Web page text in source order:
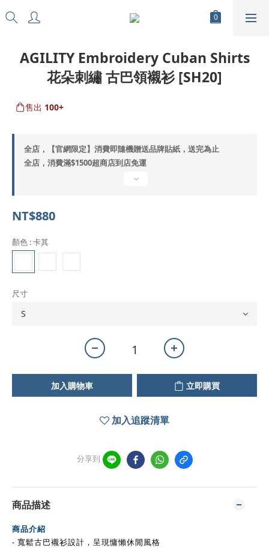
AGILITY Embroidery Cuban Shirts
花朵刺繡 古巴領襯衫 [SH20]
售出 100+
全店，【官網限定】消費即隨機贈送品牌貼紙，送完為止
全店，消費滿$1500超商店到店免運
NT$880
顏色 : 卡其
尺寸
加入購物車 立即購買
加入追蹤清單
分享到
商品描述
商品介紹
- 寬鬆古巴襯衫設計，呈現慵懶休閒風格